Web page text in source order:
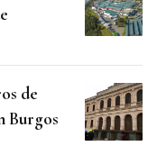
de
Burgos